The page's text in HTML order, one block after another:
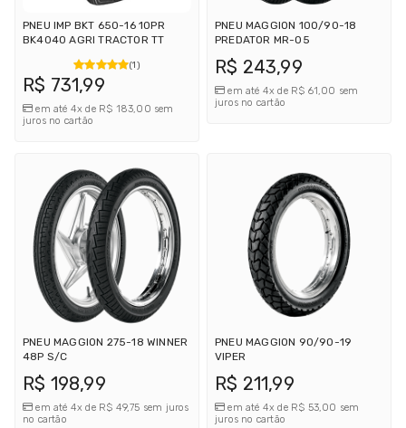
PNEU IMP BKT 650-16 10PR
BK4040 AGRI TRACTOR TT
(1)
R$ 731,99
em até 4x de R$ 183,00 sem
juros no cartão
PNEU MAGGION 100/90-18
PREDATOR MR-05
R$ 243,99
em até 4x de R$ 61,00 sem
juros no cartão
PNEU MAGGION 275-18 WINNER
48P S/C
R$ 198,99
em até 4x de R$ 49,75 sem juros
no cartão
PNEU MAGGION 90/90-19
VIPER
R$ 211,99
em até 4x de R$ 53,00 sem
juros no cartão